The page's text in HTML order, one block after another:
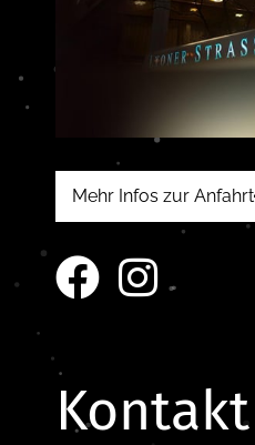
Mehr Infos zur Anfahrt
Kontakt